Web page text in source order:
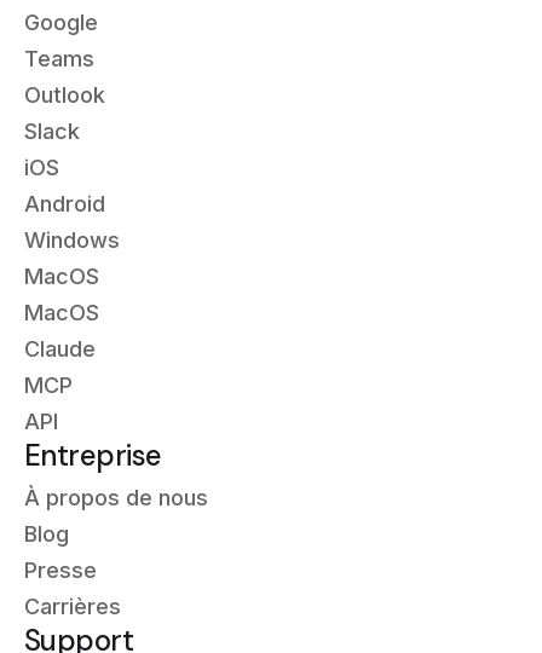
Google
Teams
Outlook
Slack
iOS
Android
Windows
MacOS
MacOS
Claude
MCP
API
Entreprise
À propos de nous
Blog
Presse
Carrières
Support